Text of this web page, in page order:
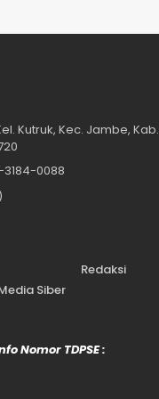
Kutruk, Kec. Jambe, Kab.
0088
Redaksi
Siber
Nomor TDPSE :